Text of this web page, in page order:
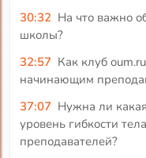
30:32 На что важно
школы?
32:57 Как клуб
начинающим
37:07 Нужна ли
уровень гибкости
преподавателей?